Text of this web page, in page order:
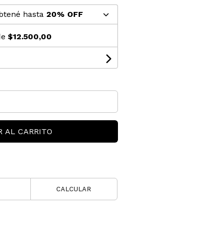
hasta 20% OFF
$12.500,00
AL CARRITO
CALCULAR